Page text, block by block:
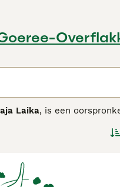
Laika, is een
De
West Siberische
vreemden. Vanwege zijn
voor ervaren eigenaren